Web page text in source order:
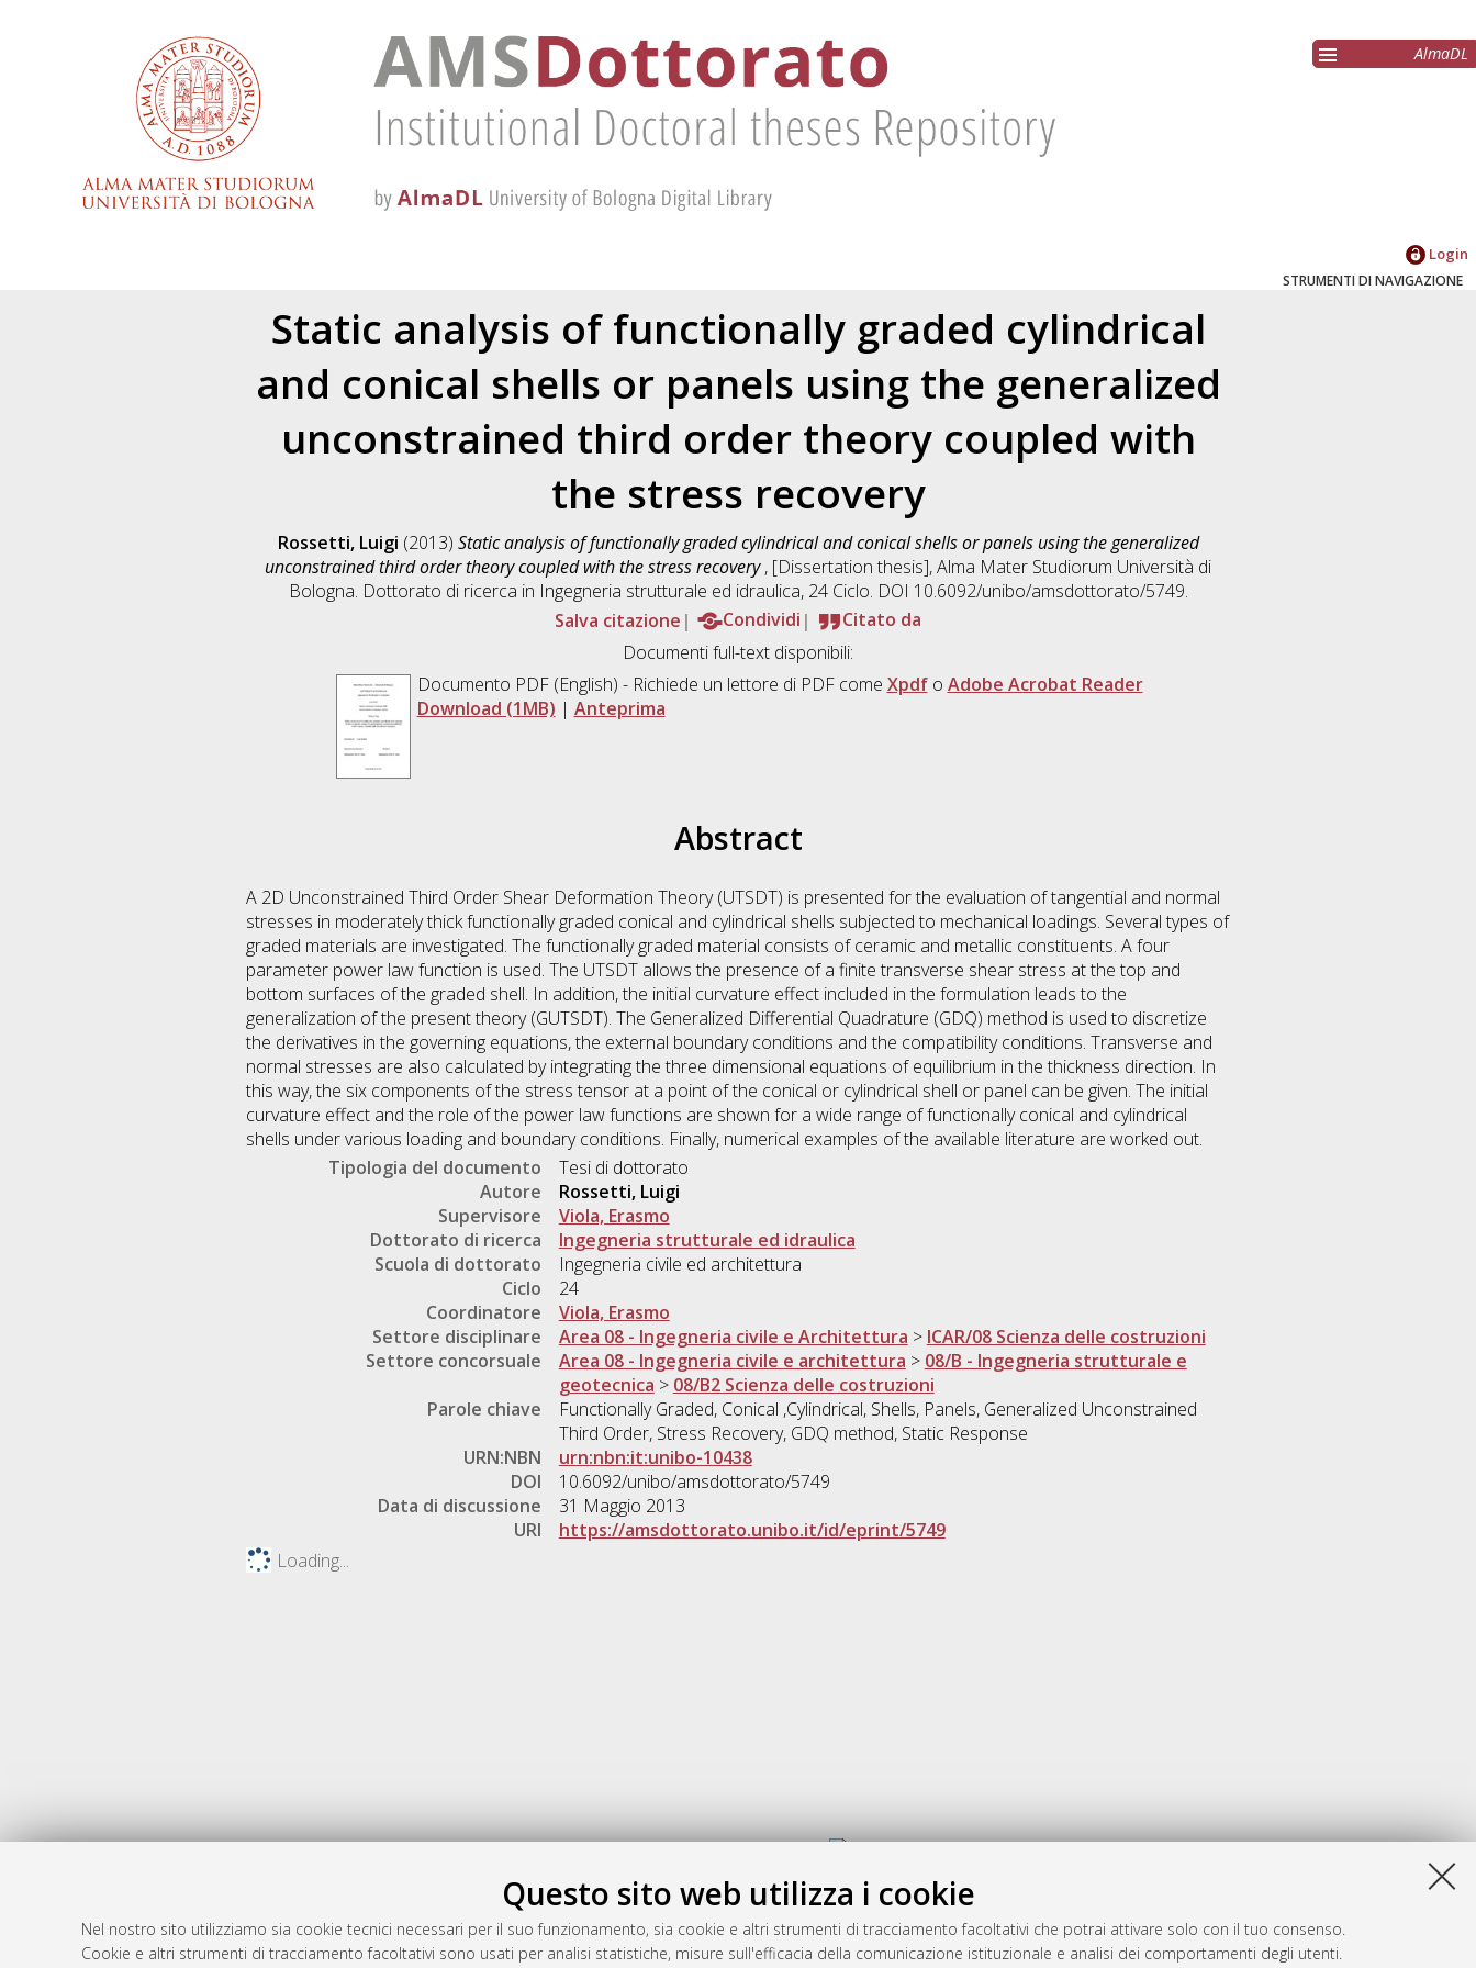
Questo sito web utilizza i cookie
Nel nostro sito utilizziamo sia cookie tecnici necessari per il suo funzionamento, sia cookie e altri strumenti di tracciamento facoltativi che potrai attivare solo con il tuo consenso.
Cookie e altri strumenti di tracciamento facoltativi sono usati per analisi statistiche, misure sull'efficacia della comunicazione istituzionale e analisi dei comportamenti degli utenti.
AlmaDL
Login
STRUMENTI DI NAVIGAZIONE
Static analysis of functionally graded cylindrical
and conical shells or panels using the generalized
unconstrained third order theory coupled with
the stress recovery
Rossetti, Luigi (2013) Static analysis of functionally graded cylindrical and conical shells or panels using the generalized
unconstrained third order theory coupled with the stress recovery, [Dissertation thesis], Alma Mater Studiorum Università di
Bologna. Dottorato di ricerca in Ingegneria strutturale ed idraulica, 24 Ciclo. DOI 10.6092/unibo/amsdottorato/5749.
Salva citazione
Condividi
Citato da
Documenti full-text disponibili:
Documento PDF(English) - Richiede un lettore di PDF come Xpdfo Adobe Acrobat Reader
Download (1MB) | Anteprima
Abstract
A 2D Unconstrained Third Order Shear Deformation Theory (UTSDT) is presented for the evaluation of tangential and normal
stresses in moderately thick functionally graded conical and cylindrical shells subjected to mechanical loadings. Several types of
graded materials are investigated. The functionally graded material consists of ceramic and metallic constituents. A four
parameter power law function is used. The UTSDT allows the presence of a finite transverse shear stress at the top and
bottom surfaces of the graded shell. In addition, the initial curvature effect included in the formulation leads to the
generalization of the present theory (GUTSDT). The Generalized Differential Quadrature (GDQ) method is used to discretize
the derivatives in the governing equations, the external boundary conditions and the compatibility conditions. Transverse and
normal stresses are also calculated by integrating the three dimensional equations of equilibrium in the thickness direction. In
this way, the six components of the stress tensor at a point of the conical or cylindrical shell or panel can be given. The initial
curvature effect and the role of the power law functions are shown for a wide range of functionally conical and cylindrical
shells under various loading and boundary conditions. Finally, numerical examples of the available literature are worked out.
Tipologia del documento
Tesi di dottorato
Autore
Rossetti, Luigi
Supervisore
Viola, Erasmo
Dottorato di ricerca
Ingegneria strutturale ed idraulica
Scuola di dottorato
Ingegneria civile ed architettura
Ciclo
24
Coordinatore
Viola, Erasmo
Settore disciplinare
Area 08 - Ingegneria civile e Architettura > ICAR/08 Scienza delle costruzioni
Settore concorsuale
Area 08 - Ingegneria civile e architettura > 08/B - Ingegneria strutturale e
geotecnica > 08/B2 Scienza delle costruzioni
Parole chiave
Functionally Graded, Conical ,Cylindrical, Shells, Panels, Generalized Unconstrained
Third Order, Stress Recovery, GDQ method, Static Response
URN:NBN
urn:nbn:it:unibo-10438
DOI
10.6092/unibo/amsdottorato/5749
Data di discussione
31 Maggio 2013
URI
https://amsdottorato.unibo.it/id/eprint/5749
Loading...
Atom
AMS Dottorato
ISSN: 2038-7946